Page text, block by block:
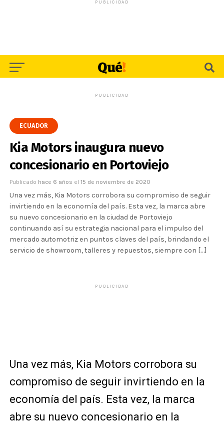
PUBLICIDAD
PUBLICIDAD
ECUADOR
Kia Motors inaugura nuevo
concesionario en Portoviejo
Publicado hace 6 años el 15 de noviembre de 2020
Una vez más, Kia Motors corrobora su compromiso de seguir
invirtiendo en la economía del país. Esta vez, la marca abre
su nuevo concesionario en la ciudad de Portoviejo
continuando así su estrategia nacional para el impulso del
mercado automotriz en puntos claves del país, brindando el
servicio de showroom, talleres y repuestos, siempre con […]
PUBLICIDAD
Una vez más, Kia Motors corrobora su
compromiso de seguir invirtiendo en la
economía del país. Esta vez, la marca
abre su nuevo concesionario en la